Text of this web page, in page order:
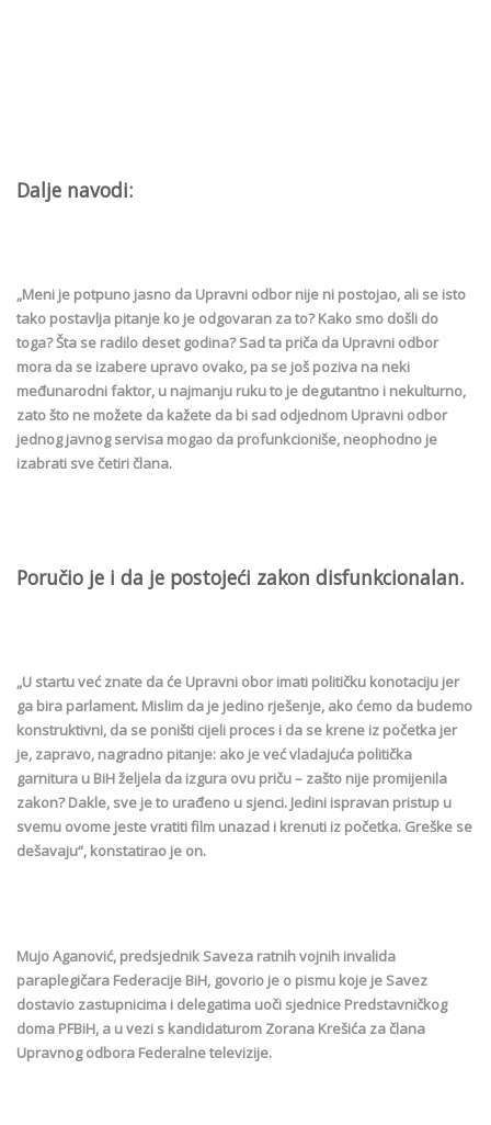
Dalje navodi:
„Meni je potpuno jasno da Upravni odbor nije ni postojao, ali se isto
tako postavlja pitanje ko je odgovaran za to? Kako smo došli do
toga? Šta se radilo deset godina? Sad ta priča da Upravni odbor
mora da se izabere upravo ovako, pa se još poziva na neki
međunarodni faktor, u najmanju ruku to je degutantno i nekulturno,
zato što ne možete da kažete da bi sad odjednom Upravni odbor
jednog javnog servisa mogao da profunkcioniše, neophodno je
izabrati sve četiri člana.
Poručio je i da je postojeći zakon disfunkcionalan.
„U startu već znate da će Upravni obor imati političku konotaciju jer
ga bira parlament. Mislim da je jedino rješenje, ako ćemo da budemo
konstruktivni, da se poništi cijeli proces i da se krene iz početka jer
je, zapravo, nagradno pitanje: ako je već vladajuća politička
garnitura u BiH željela da izgura ovu priču – zašto nije promijenila
zakon? Dakle, sve je to urađeno u sjenci. Jedini ispravan pristup u
svemu ovome jeste vratiti film unazad i krenuti iz početka. Greške se
dešavaju“, konstatirao je on.
Mujo Aganović, predsjednik Saveza ratnih vojnih invalida
paraplegičara Federacije BiH, govorio je o pismu koje je Savez
dostavio zastupnicima i delegatima uoči sjednice Predstavničkog
doma PFBiH, a u vezi s kandidaturom Zorana Krešića za člana
Upravnog odbora Federalne televizije.